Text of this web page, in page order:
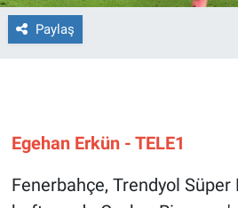
Paylaş
Egehan Erkün - TELE1
Fenerbahçe, Trendyol Süper
Gün Bitiyor
Günün görüntüsü
Haber